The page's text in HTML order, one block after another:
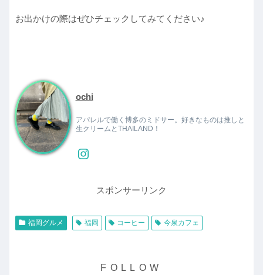
お出かけの際はぜひチェックしてみてください♪
ochi
アパレルで働く博多のミドサー。好きなものは推しと
生クリームとTHAILAND！
スポンサーリンク
福岡グルメ 福岡 コーヒー 今泉カフェ